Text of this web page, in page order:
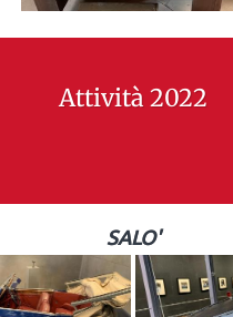
Attività 2022
SALO'